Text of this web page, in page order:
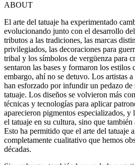
ABOUT
El arte del tatuaje ha experimentado
evolucionando junto con el desarrollo
tributos a las tradiciones, las marcas
privilegiados, las decoraciones para
tribal y los símbolos de vergüenza para
sentaron las bases y formaron los estilos
embargo, ahí no se detuvo. Los artistas
han esforzado por infundir un pedazo de
tatuaje. Los diseños se volvieron más
técnicas y tecnologías para aplicar
aparecieron pigmentos especializados, y
el tatuaje en su cultura, sino que
Esto ha permitido que el arte del tatuaje
completamente cualitativo que hemos
décadas.